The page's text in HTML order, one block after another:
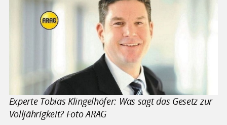
Experte Tobias Klingelhöfer: Was sagt das Gesetz zur
Volljährigkeit? Foto ARAG